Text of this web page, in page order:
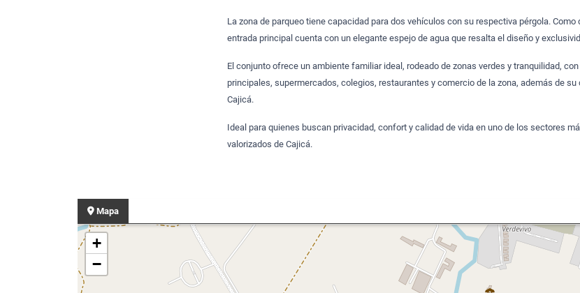
La zona de parqueo tiene capacidad para dos vehículos con su respectiva pérgola. Como
entrada principal cuenta con un elegante espejo de agua que resalta el diseño y
El conjunto ofrece un ambiente familiar ideal, rodeado de zonas verdes y tranquilidad,
principales, supermercados, colegios, restaurantes y comercio de la zona, además de su
Cajicá.
Ideal para quienes buscan privacidad, confort y calidad de vida en uno de los sectores
valorizados de Cajicá.
Mapa
+
−